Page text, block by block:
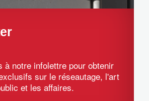
à notre infolettre pour obtenir
sur le réseautage, l'art
et les affaires.